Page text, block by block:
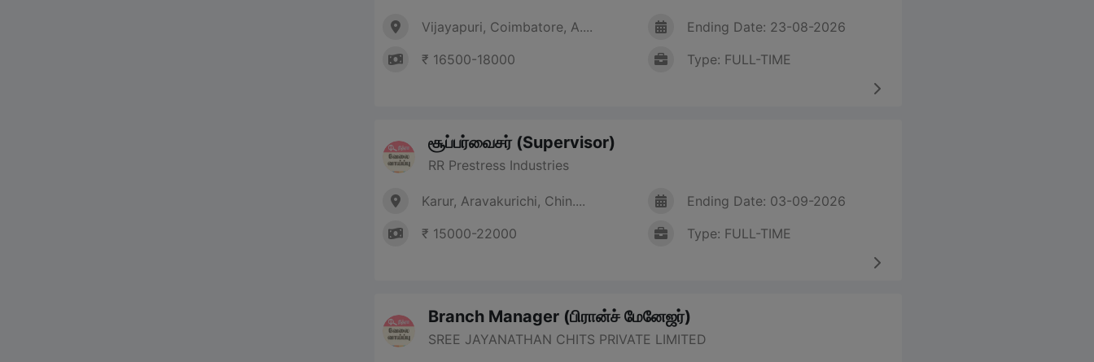
Vijayapuri, Coimbatore, A....
₹ 16500-18000
Ending Date: 23-08-2026
Type: FULL-TIME
சூப்பர்வைசர் (Supervisor)
RR Prestress Industries
Karur, Aravakurichi, Chin....
₹ 15000-22000
Ending Date: 03-09-2026
Type: FULL-TIME
Branch Manager (பிரான்ச் மேனேஜர்)
SREE JAYANATHAN CHITS PRIVATE LIMITED